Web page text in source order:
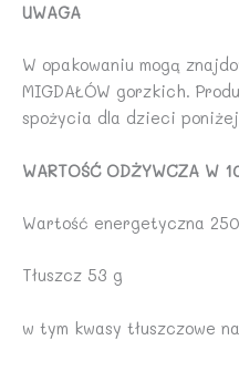
UWAGA
W opakowaniu mogą
MIGDAŁÓW gorzkich.
spożycia dla dzieci
WARTOŚĆ ODŻYWCZA W
Wartość energetyczna
Tłuszcz 53 g
w tym kwasy tłuszczowe